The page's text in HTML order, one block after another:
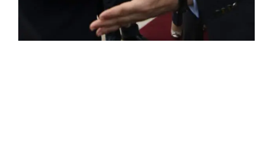
ROSE VALLAND, HEROÏNE DE LA RESISTANCE